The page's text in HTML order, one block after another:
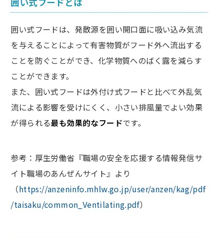
囲い式フードは、発散源を囲い開口面に吸い込み気流
を与えることによって有害物質がフード外へ流出する
ことを防ぐことができ、化学物質へのばく露を減らす
ことができます。
また、囲い式フードは外付け式フードと比べて外乱気
流による影響を受けにくく、小さい排風量でよい効果
が得られる最も効果的なフードです。
参考：厚生労働省『職場の安全を応援する情報発信サ
イト職場のあんぜんサイト』より
（https://anzeninfo.mhlw.go.jp/user/anzen/kag/pdf
/taisaku/common_Ventilating.pdf）